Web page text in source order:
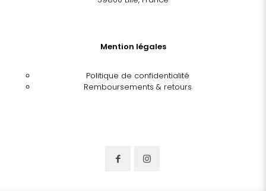
Mention légales
Politique de confidentialité
Remboursements & retours